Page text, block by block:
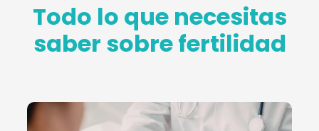
Todo lo que necesitas
saber sobre fertilidad